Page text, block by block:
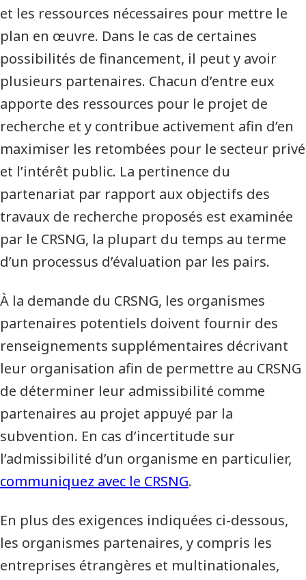
et les ressources nécessaires pour mettre le
plan en œuvre. Dans le cas de certaines
possibilités de financement, il peut y avoir
plusieurs partenaires. Chacun d’entre eux
apporte des ressources pour le projet de
recherche et y contribue activement afin d’en
maximiser les retombées pour le secteur privé
et l’intérêt public. La pertinence du
partenariat par rapport aux objectifs des
travaux de recherche proposés est examinée
par le CRSNG, la plupart du temps au terme
d’un processus d’évaluation par les pairs.
À la demande du CRSNG, les organismes
partenaires potentiels doivent fournir des
renseignements supplémentaires décrivant
leur organisation afin de permettre au CRSNG
de déterminer leur admissibilité comme
partenaires au projet appuyé par la
subvention. En cas d’incertitude sur
l’admissibilité d’un organisme en particulier,
communiquez avec le CRSNG.
En plus des exigences indiquées ci-dessous,
les organismes partenaires, y compris les
entreprises étrangères et multinationales,